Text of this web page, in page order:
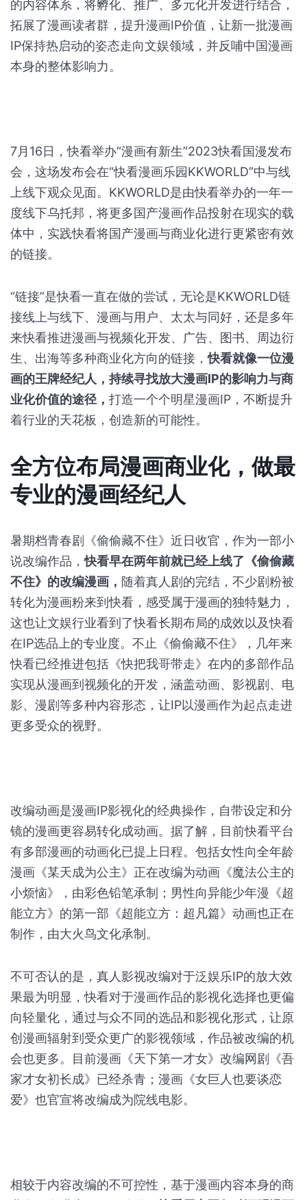
的内容体系，将孵化、推广、多元化开发进行结合，
拓展了漫画读者群，提升漫画IP价值，让新一批漫画
IP保持热启动的姿态走向文娱领域，并反哺中国漫画
本身的整体影响力。
7月16日，快看举办“漫画有新生”2023快看国漫发布
会，这场发布会在“快看漫画乐园KKWORLD”中与线
上线下观众见面。KKWORLD是由快看举办的一年一
度线下乌托邦，将更多国产漫画作品投射在现实的载
体中，实践快看将国产漫画与商业化进行更紧密有效
的链接。
“链接”是快看一直在做的尝试，无论是KKWORLD链
接线上与线下、漫画与用户、太太与同好，还是多年
来快看推进漫画与视频化开发、广告、图书、周边衍
生、出海等多种商业化方向的链接，快看就像一位漫
画的王牌经纪人，持续寻找放大漫画IP的影响力与商
业化价值的途径， 打造一个个明星漫画IP，不断提升
着行业的天花板，创造新的可能性。
全方位布局漫画商业化，做最
专业的漫画经纪人
暑期档青春剧《偷偷藏不住》近日收官，作为一部小
说改编作品，快看早在两年前就已经上线了《偷偷藏
不住》的改编漫画， 随着真人剧的完结，不少剧粉被
转化为漫画粉来到快看，感受属于漫画的独特魅力，
这也让文娱行业看到了快看长期布局的成效以及快看
在IP选品上的专业度。不止《偷偷藏不住》，几年来
快看已经推进包括《快把我哥带走》在内的多部作品
实现从漫画到视频化的开发，涵盖动画、影视剧、电
影、漫剧等多种内容形态，让IP以漫画作为起点走进
更多受众的视野。
改编动画是漫画IP影视化的经典操作，自带设定和分
镜的漫画更容易转化成动画。据了解，目前快看平台
有多部漫画的动画化已提上日程。包括女性向全年龄
漫画《某天成为公主》正在改编为动画《魔法公主的
小烦恼》，由彩色铅笔承制；男性向异能少年漫《超
能立方》的第一部《超能立方：超凡篇》动画也正在
制作，由大火鸟文化承制。
不可否认的是，真人影视改编对于泛娱乐IP的放大效
果最为明显，快看对于漫画作品的影视化选择也更偏
向轻量化，通过与众不同的选品和影视化形式，让原
创漫画辐射到受众更广的影视领域，作品被改编的机
会也更多。目前漫画《天下第一才女》改编网剧《吾
家才女初长成》已经杀青；漫画《女巨人也要谈恋
爱》也官宣将改编成为院线电影。
相较于内容改编的不可控性，基于漫画内容本身的商